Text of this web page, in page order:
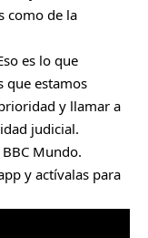
como de la
es lo que
que estamos
y llamar a
judicial.
Mundo.
y actívalas para